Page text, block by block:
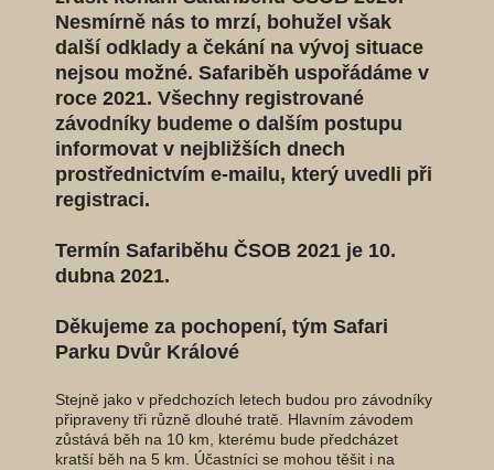
Nesmírně nás to mrzí, bohužel však
další odklady a čekání na vývoj situace
nejsou možné. Safariběh uspořádáme v
roce 2021. Všechny registrované
závodníky budeme o dalším postupu
informovat v nejbližších dnech
prostřednictvím e-mailu, který uvedli při
registraci.
Termín Safariběhu ČSOB 2021 je 10.
dubna 2021.
Děkujeme za pochopení, tým Safari
Parku Dvůr Králové
Stejně jako v předchozích letech budou pro závodníky
připraveny tři různě dlouhé tratě. Hlavním závodem
zůstává běh na 10 km, kterému bude předcházet
kratší běh na 5 km. Účastníci se mohou těšit i na